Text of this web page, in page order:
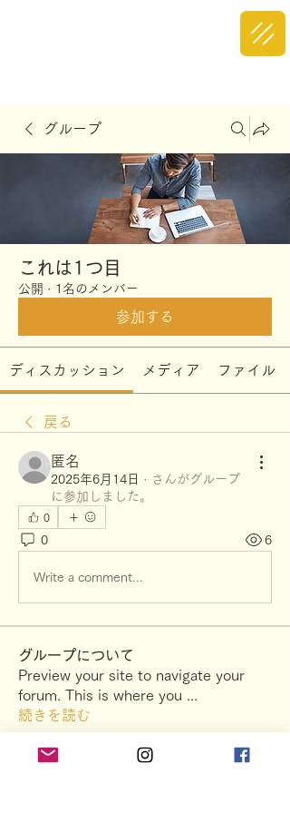
グループ
これは1つ目
公開 · 1名のメンバー
参加する
ディスカッション メディア ファイル
戻る
匿名
2025年6月14日 ·
さんがグループ
に参加しました。
0
0 6
Write a comment...
グループについて
Preview your site to navigate your
forum. This is where you
続きを読む